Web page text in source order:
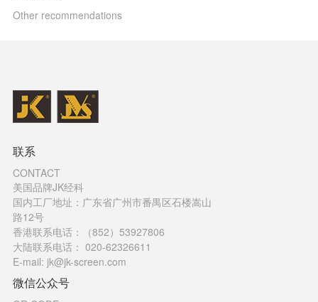
Other recommendations
联系
CONTACT
美国品牌JK经科
国内工厂地址：广东省广州市番禺区石楼嵩山
路12号
香港联系电话：（852）53927806
大陆联系电话： 020-62326611
E-mail: jk@jk-screen.com
微信公众号